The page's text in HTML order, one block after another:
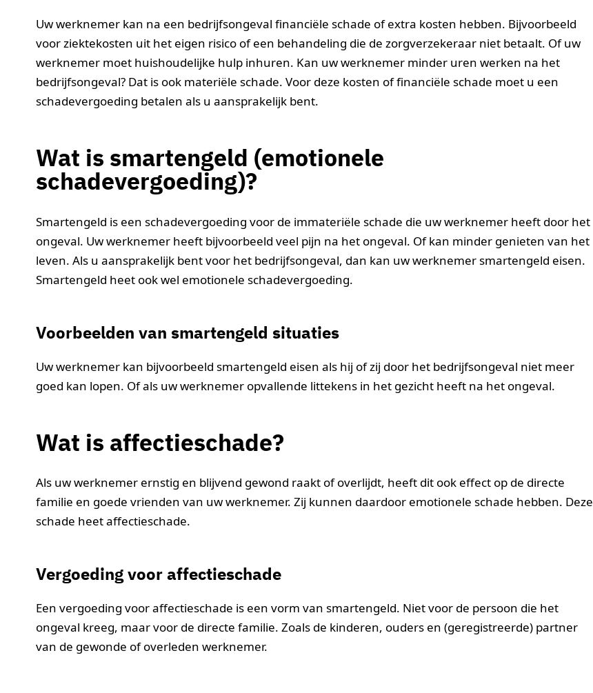
Uw werknemer kan na een bedrijfsongeval financiële schade of extra kosten hebben. Bijvoorbeeld
voor ziektekosten uit het eigen risico of een behandeling die de zorgverzekeraar niet betaalt. Of uw
werknemer moet huishoudelijke hulp inhuren. Kan uw werknemer minder uren werken na het
bedrijfsongeval? Dat is ook materiële schade. Voor deze kosten of financiële schade moet u een
schadevergoeding betalen als u aansprakelijk bent.
Wat is smartengeld (emotionele
schadevergoeding)?
Smartengeld is een schadevergoeding voor de immateriële schade die uw werknemer heeft door het
ongeval. Uw werknemer heeft bijvoorbeeld veel pijn na het ongeval. Of kan minder genieten van het
leven. Als u aansprakelijk bent voor het bedrijfsongeval, dan kan uw werknemer smartengeld eisen.
Smartengeld heet ook wel emotionele schadevergoeding.
Voorbeelden van smartengeld situaties
Uw werknemer kan bijvoorbeeld smartengeld eisen als hij of zij door het bedrijfsongeval niet meer
goed kan lopen. Of als uw werknemer opvallende littekens in het gezicht heeft na het ongeval.
Wat is affectieschade?
Als uw werknemer ernstig en blijvend gewond raakt of overlijdt, heeft dit ook effect op de directe
familie en goede vrienden van uw werknemer. Zij kunnen daardoor emotionele schade hebben. Deze
schade heet affectieschade.
Vergoeding voor affectieschade
Een vergoeding voor affectieschade is een vorm van smartengeld. Niet voor de persoon die het
ongeval kreeg, maar voor de directe familie. Zoals de kinderen, ouders en (geregistreerde) partner
van de gewonde of overleden werknemer.